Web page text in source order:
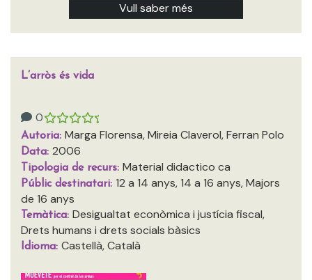
Vull saber més
L’arròs és vida
0
Autoria: Marga Florensa, Mireia Claverol, Ferran Polo
Data: 2006
Tipologia de recurs: Material didactico ca
Públic destinatari: 12 a 14 anys, 14 a 16 anys, Majors
de 16 anys
Temàtica: Desigualtat econòmica i justícia fiscal,
Drets humans i drets socials bàsics
Idioma: Castellà, Català